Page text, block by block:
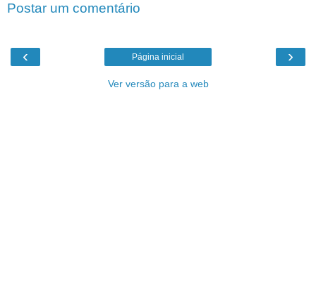
Postar um comentário
‹ ›
Página inicial
Ver versão para a web